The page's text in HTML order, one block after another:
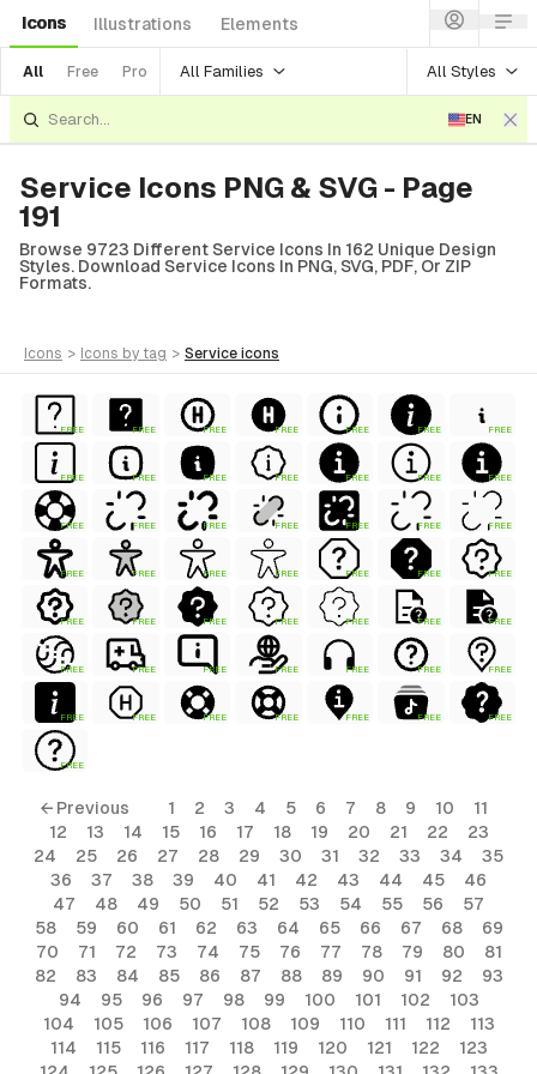
Icons Illustrations Elements
All Free Pro All Families All Styles
EN
Service Icons PNG & SVG - Page
191
Browse 9723 Different Service Icons In 162 Unique Design
Styles. Download Service Icons In PNG, SVG, PDF, Or ZIP
Formats.
icons > icons by tag > service icons
FREE FREE FREE FREE FREE FREE FREE
FREE FREE FREE FREE FREE FREE FREE
FREE FREE FREE FREE FREE FREE FREE
FREE FREE FREE FREE FREE FREE FREE
FREE FREE FREE FREE FREE FREE FREE
FREE FREE FREE FREE FREE FREE FREE
FREE FREE FREE FREE FREE FREE FREE
FREE
← Previous 1 2 3 4 5 6 7 8 9 10
11
12
13 14 15 16 17 18 19 20 21 22
23
24
25 26 27 28 29 30 31 32 33 34
35
36
37 38 39 40 41 42 43 44 45
46
47
48 49 50 51 52 53 54 55 56
57
58
59 60 61 62 63 64 65 66 67 68
69
70
71 72 73 74 75 76 77 78 79 80
81
82
83 84 85 86 87 88 89 90 91 92
93
94
95 96 97 98 99 100 101 102
103
104
105 106 107 108 109 110 111 112
113
114
115 116 117 118 119 120 121 122
123